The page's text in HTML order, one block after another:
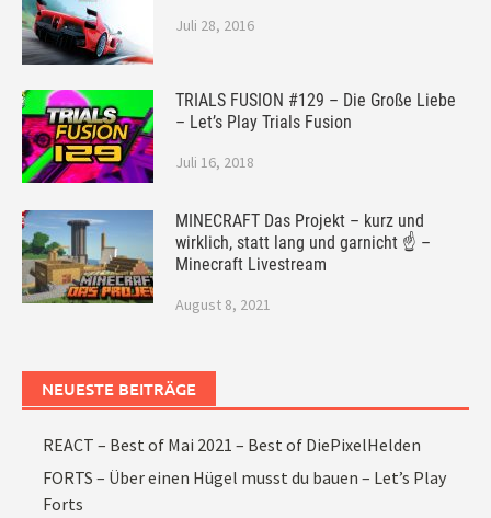
Juli 28, 2016
TRIALS FUSION #129 – Die Große Liebe
– Let’s Play Trials Fusion
Juli 16, 2018
MINECRAFT Das Projekt – kurz und
wirklich, statt lang und garnicht ☝ –
Minecraft Livestream
August 8, 2021
NEUESTE BEITRÄGE
REACT – Best of Mai 2021 – Best of DiePixelHelden
FORTS – Über einen Hügel musst du bauen – Let’s Play
Forts